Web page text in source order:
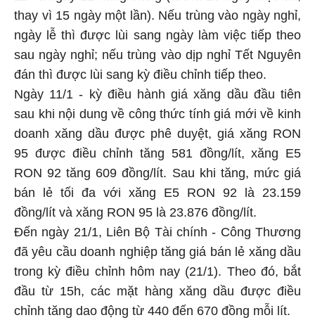
thay vì 15 ngày một lần). Nếu trùng vào ngày nghỉ,
ngày lễ thì được lùi sang ngày làm việc tiếp theo
sau ngày nghỉ; nếu trùng vào dịp nghỉ Tết Nguyên
đán thì được lùi sang kỳ điều chỉnh tiếp theo.
Ngày 11/1 - kỳ điều hành giá xăng dầu đầu tiên
sau khi nội dung về công thức tính giá mới về kinh
doanh xăng dầu được phê duyệt, giá xăng RON
95 được điều chỉnh tăng 581 đồng/lít, xăng E5
RON 92 tăng 609 đồng/lít. Sau khi tăng, mức giá
bán lẻ tối đa với xăng E5 RON 92 là 23.159
đồng/lít và xăng RON 95 là 23.876 đồng/lít.
Đến ngày 21/1, Liên Bộ Tài chính - Công Thương
đã yêu cầu doanh nghiệp tăng giá bán lẻ xăng dầu
trong kỳ điều chỉnh hôm nay (21/1). Theo đó, bắt
đầu từ 15h, các mặt hàng xăng dầu được điều
chỉnh tăng dao động từ 440 đến 670 đồng mỗi lít.